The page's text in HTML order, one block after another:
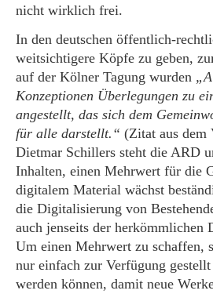
nicht wirklich frei.
In den deutschen öffentlich-
weitsichtigere Köpfe zu geben,
auf der Kölner Tagung wurden
Konzeptionen Überlegungen zu
angestellt, das sich dem
für alle darstellt.“ (Zitat aus dem
Dietmar Schillers steht die ARD
Inhalten, einen Mehrwert für die
digitalem Material wächst
die Digitalisierung von
auch jenseits der herkömmlichen
Um einen Mehrwert zu schaffen,
nur einfach zur Verfügung
werden können, damit neue